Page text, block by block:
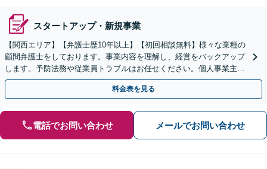
スタートアップ・新規事業
【関西エリア】【弁護士歴10年以上】【初回相談無料】様々な業種の
顧問弁護士をしております。事業内容を理解し、経営をバックアップ
します。予防法務や従業員トラブルはお任せください。個人事業主か
らのご相談も可【休日・夜間相談可】
料金表を見る
電話でお問い合わせ メールでお問い合わせ